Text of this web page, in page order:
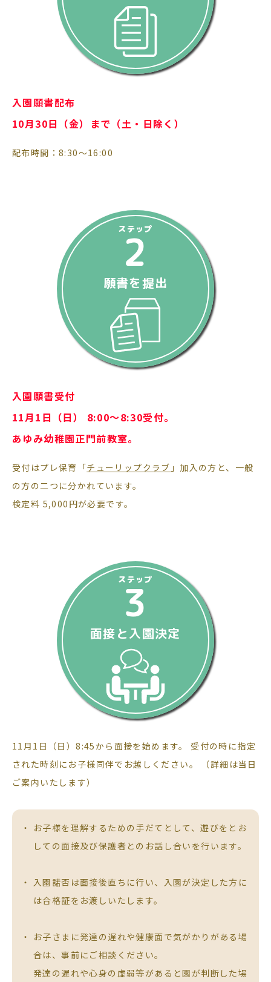
入園願書配布
10月30日（金）まで（土・日除く）
配布時間：8:30～16:00
ステップ
2
願書を提出
入園願書受付
11月1日（日） 8:00～8:30受付。
あゆみ幼稚園正門前教室。
受付はプレ保育「チューリップクラブ 」加入の方と、一般
の方の二つに分かれています。
検定料 5,000円が必要です。
ステップ
3
面接と入園決定
11月1日（日）8:45から面接を始めます。 受付の時に指定
された時刻にお子様同伴でお越しください。 （詳細は当日
ご案内いたします）
お子様を理解するための手だてとして、遊びをとお
しての面接及び保護者とのお話し合いを行います。
入園諾否は面接後直ちに行い、入園が決定した方に
は合格証をお渡しいたします。
お子さまに発達の遅れや健康面で気がかりがある場
合は、事前にご相談ください。
発達の遅れや心身の虚弱等があると園が判断した場